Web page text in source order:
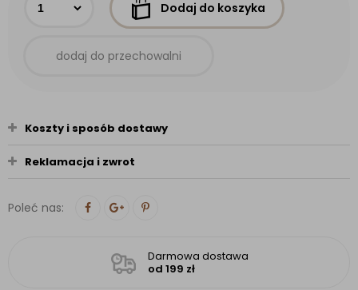
Dodaj do koszyka
dodaj do przechowalni
Koszty i sposób dostawy
Reklamacja i zwrot
Poleć nas:
Darmowa dostawa
od 199 zł